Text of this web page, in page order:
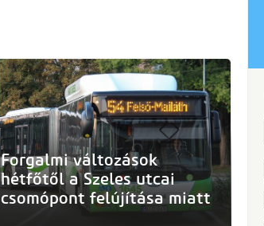
Forgalmi változások
hétfőtől a Szeles utcai
csomópont felújítása miatt